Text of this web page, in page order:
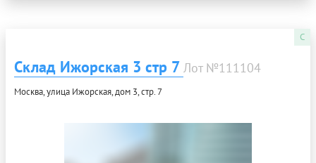
C
Склад Ижорская 3 стр 7 Лот №111104
Москва, улица Ижорская, дом 3, стр. 7